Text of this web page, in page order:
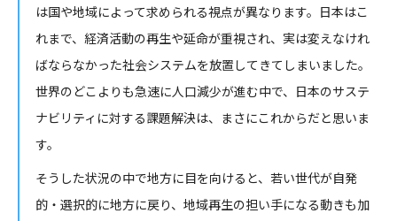
は国や地域によって求められる視点が異なります。日本はこ
れまで、経済活動の再生や延命が重視され、実は変えなけれ
ばならなかった社会システムを放置してきてしまいました。
世界のどこよりも急速に人口減少が進む中で、日本のサステ
ナビリティに対する課題解決は、まさにこれからだと思いま
す。
そうした状況の中で地方に目を向けると、若い世代が自発
的・選択的に地方に戻り、地域再生の担い手になる動きも加